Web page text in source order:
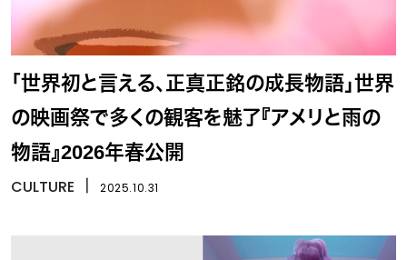
「世界初と言える、正真正銘の成長物語」世界
の映画祭で多くの観客を魅了『アメリと雨の
物語』2026年春公開
CULTURE 2025.10.31